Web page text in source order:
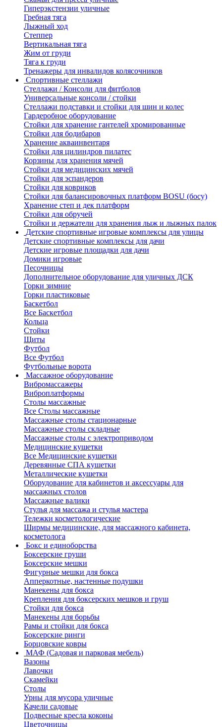
Гиперэкстензии уличные
Гребная тяга
Лыжный ход
Степпер
Вертикальная тяга
Жим от груди
Тяга к груди
Тренажеры для инвалидов колясочников
Спортивные стеллажи
Стеллажи / Консоли для фитболов
Универсальные консоли / стойки
Стеллажи подставки и стойки для шин и колес
Гардеробное оборудование
Стойки для хранение гантелей хромированные
Стойки для бодибаров
Хранение акваинвентаря
Стойки для цилиндров пилатес
Корзины для хранения мячей
Стойки для медицинских мячей
Стойки для эспандеров
Стойки для ковриков
Стойки для балансировочных платформ BOSU (босу)
Хранение степ и дек платформ
Стойки для обручей
Стойки и держатели для хранения лыж и лыжных палок
Детские спортивные игровые комплексы для улицы
Детские спортивные комплексы для дачи
Детские игровые площадки для дачи
Домики игровые
Песочницы
Дополнительное оборудование для уличных ДСК
Горки зимние
Горки пластиковые
Баскетбол
Все Баскетбол
Кольца
Стойки
Щиты
Футбол
Все Футбол
Футбольные ворота
Массажное оборудование
Вибромассажеры
Виброплатформы
Столы массажные
Все Столы массажные
Массажные столы стационарные
Массажные столы складные
Массажные столы с электроприводом
Медицинские кушетки
Все Медицинские кушетки
Деревянные СПА кушетки
Металлические кушетки
Оборудование для кабинетов и аксессуары для
массажных столов
Массажные валики
Стулья для массажа и стулья мастера
Тележки косметологические
Ширмы медицинские, для массажного кабинета,
косметолога
Бокс и единоборства
Боксерские груши
Боксерские мешки
Фигурные мешки для бокса
Апперкотные, настенные подушки
Манекены для бокса
Крепления для боксерских мешков и груш
Стойки для бокса
Манекены для борьбы
Рамы и стойки для бокса
Боксерские ринги
Борцовские ковры
МАФ (Садовая и парковая мебель)
Вазоны
Лавочки
Скамейки
Столы
Урны для мусора уличные
Качели садовые
Подвесные кресла коконы
Цветочницы